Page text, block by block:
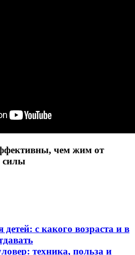
чем жим от
силы
с какого возраста и в
техника, польза и